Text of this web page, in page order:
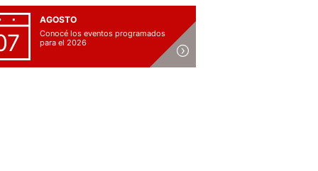
AGOSTO
Conocé los eventos programados
para el 2026